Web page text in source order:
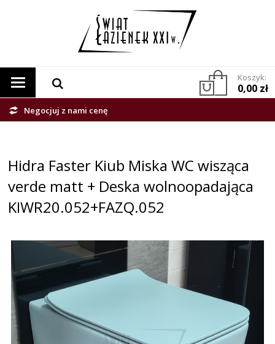
Koszyk:
0,00 zł
Negocjuj z nami cenę
Hidra Faster Kiub Miska WC wisząca
verde matt + Deska wolnoopadająca
KIWR20.052+FAZQ.052